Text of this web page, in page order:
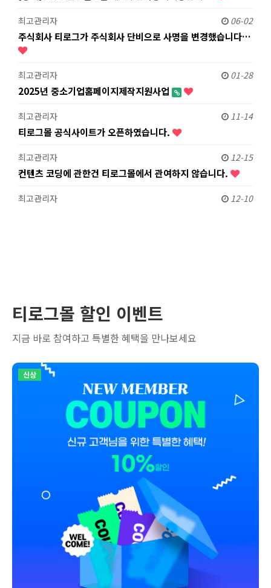
최고관리자 06-02
주식회사 티로그가 주식회사 단비으로 사명을 변경했습니다…
최고관리자 01-28
2025년 중소기업홈페이지제작지원사업
최고관리자 11-14
티로그몰 공식사이트가 오픈하였습니다.
최고관리자 12-15
컨텐츠 코딩에 관한건 티로그몰에서 관여하지 않습니다.
최고관리자 12-10
티로그몰 할인 이벤트
지금 바로 참여하고 특별한 혜택을 만나보세요
신상